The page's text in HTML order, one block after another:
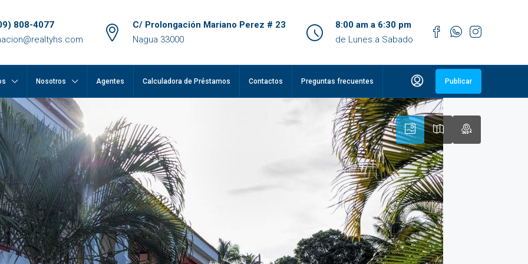
808-4077
C/ Prolongación Mariano Perez # 23
Nagua 33000
8:00 am a 6:30 pm
de Lunes a Sabado
Nosotros Agentes Calculadora de Préstamos Contactos Preguntas frecuentes Publicar